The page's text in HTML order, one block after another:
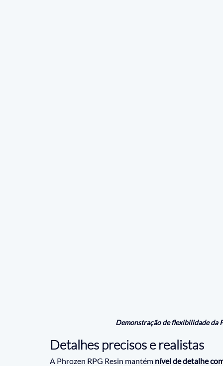
Demonstração de flexibilidade da
Detalhes precisos e realistas
A Phrozen RPG Resin mantém nível de detalhe